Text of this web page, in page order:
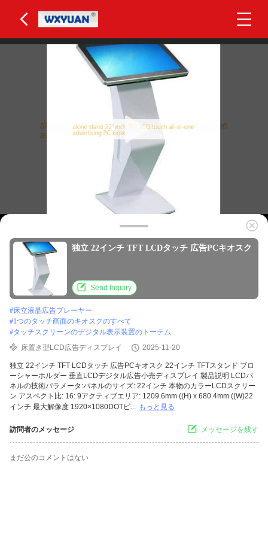
独立 22インチ TFT LCDタッチ 広告PCキオスク
Send Inquiry
#床立液晶広告プレーヤー
#1つのタッチ画面のキオスクのすべて
#タッチスクリーンのデジタル表示装置のトーテム
床置き型LCD広告ディスプレイ
2025-11-20
独立 22インチ TFT LCDタッチ 広告PCキオスク 22インチ TFTスタンド ブロ
ーシャーホルダー 垂直LCDデジタル広告小売ディスプレイ 製品説明 LCDパ
ネルの技術パラメータ:パネルのサイズ: 22インチ 本物のカラーLCDスクリー
ン アスペクト比: 16: 9アクティブエリア: 1209.6mm ((H) x 680.4mm ((W)22
インチ 最大解像度 1920×1080DOTピ... もっと見る
訪問者のメッセージ メッセージを残す
まだ公のコメントはない